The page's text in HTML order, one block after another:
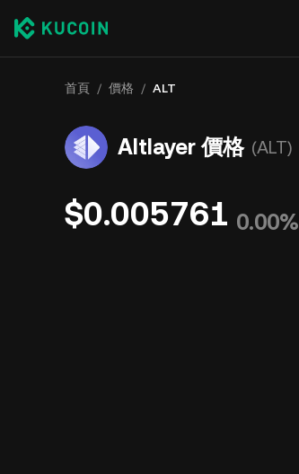
首頁 / 價格 / ALT
Altlayer 價格 (ALT)
$0.005761 0.00%